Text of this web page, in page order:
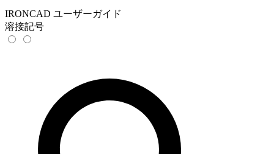
IRONCAD ユーザーガイド
溶接記号